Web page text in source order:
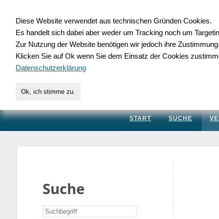
für Handwerk,
START SUCHE
Suche
Diese Website verwendet aus technischen Gründen Cookies.
Es handelt sich dabei aber weder um Tracking noch um
Zur Nutzung der Website benötigen wir jedoch ihre Zustimmung.
Klicken Sie auf Ok wenn Sie dem Einsatz der Cookies
Datenschutzerklärung
Ok, ich stimme zu.